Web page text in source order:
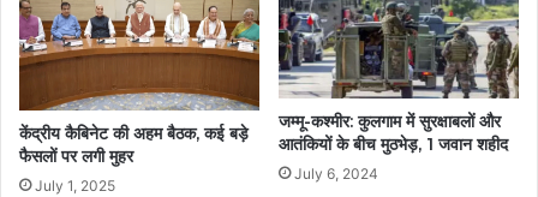
केंद्रीय कैबिनेट की अहम बैठक, कई बड़े
फैसलों पर लगी मुहर
July 1, 2025
जम्मू-कश्मीर: कुलगाम में सुरक्षाबलों और
आतंकियों के बीच मुठभेड़, 1 जवान शहीद
July 6, 2024